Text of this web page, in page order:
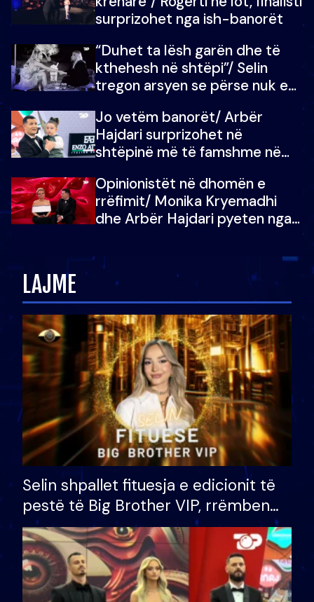
surprizohet nga ish-banorët
“Duhet ta lësh garën dhe të
kthehesh në shtëpi”/ Selin
tregon arsyen se përse nuk e
çoja luftën time deri në fund
Jo vetëm banorët/ Arbër
Hajdari surprizohet në
shtëpinë më të famshme në
vajzën e tij
Opinionistët në dhomën e
rrëfimit/ Monika Kryemadhi
dhe Arbër Hajdari pyeten nga
LAJME
Selin shpallet fituesja e edicionit të
pestë të Big Brother VIP, rrëmben
çmimin e madh prej 100 mijë eurosh